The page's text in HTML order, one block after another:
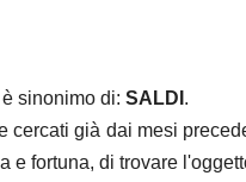
sinonimo di: SALDI .
cercati già dai mesi
e fortuna, di trovare